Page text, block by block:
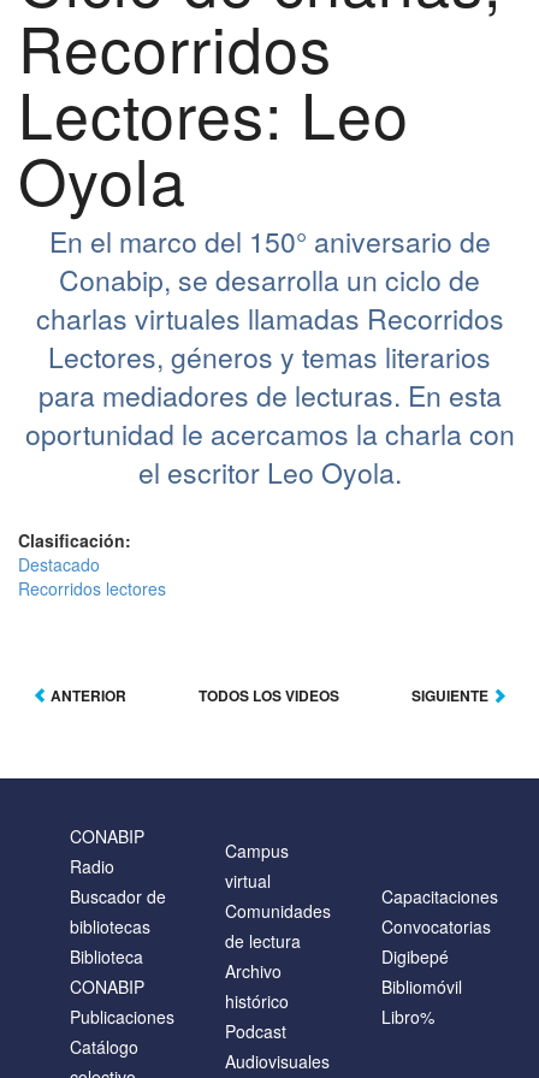
Recorridos
Lectores: Leo
Oyola
En el marco del 150° aniversario de
Conabip, se desarrolla un ciclo de
charlas virtuales llamadas Recorridos
Lectores, géneros y temas literarios
para mediadores de lecturas. En esta
oportunidad le acercamos la charla con
el escritor Leo Oyola.
Clasificación:
Destacado
Recorridos lectores
ANTERIOR TODOS LOS VIDEOS SIGUIENTE
CONABIP
Radio
Buscador de
bibliotecas
Biblioteca
CONABIP
Publicaciones
Catálogo
Campus
virtual
Comunidades
de lectura
Archivo
histórico
Podcast
Audiovisuales
Capacitaciones
Convocatorias
Digibepé
Bibliomóvil
Libro%